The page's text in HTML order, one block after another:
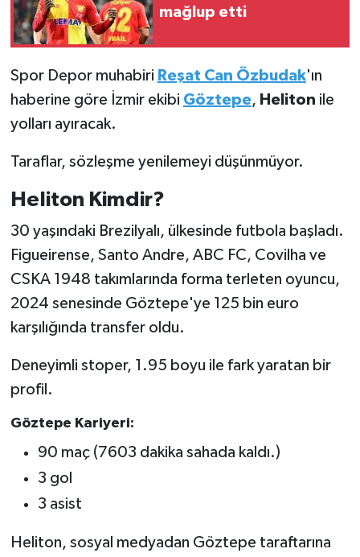
mağlup etti
Spor Depor muhabiri Reşat Can Özbudak'ın
haberine göre İzmir ekibi Göztepe, Heliton ile
yolları ayıracak.
Taraflar, sözleşme yenilemeyi düşünmüyor.
Heliton Kimdir?
30 yaşındaki Brezilyalı, ülkesinde futbola başladı.
Figueirense, Santo Andre, ABC FC, Covilha ve
CSKA 1948 takımlarında forma terleten oyuncu,
2024 senesinde Göztepe'ye 125 bin euro
karşılığında transfer oldu.
Deneyimli stoper, 1.95 boyu ile fark yaratan bir
profil.
Göztepe Kariyeri:
90 maç (7603 dakika sahada kaldı.)
3 gol
3 asist
Heliton, sosyal medyadan Göztepe taraftarına
Türkiye Basketbol Ligi
Kadınlar Basketbol Ligi
Diğer Basketbol Ligleri
Formula 1
Atletizm
Hentbol
At Yarışı
Bisiklet
Boks
Halter
Motor Sporları